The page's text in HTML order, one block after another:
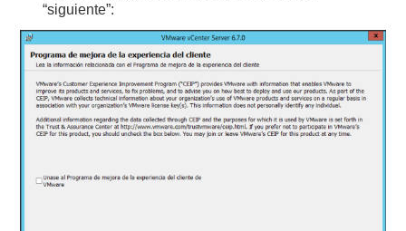
“siguiente”: